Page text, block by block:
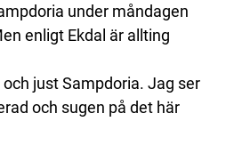
under måndagen
enligt Ekdal är allting
just Sampdoria. Jag ser
och sugen på det här